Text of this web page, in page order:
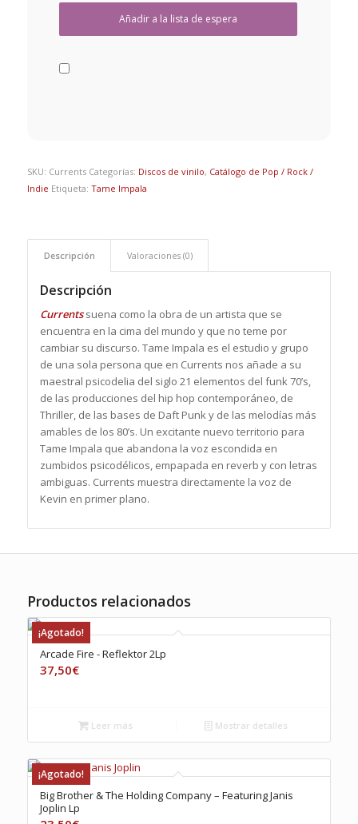
SKU: Currents Categorías: Discos de vinilo, Catálogo de Pop / Rock /
Indie Etiqueta: Tame Impala
Descripción Valoraciones (0)
Descripción
Currents suena como la obra de un artista que se
encuentra en la cima del mundo y que no teme por
cambiar su discurso. Tame Impala es el estudio y grupo
de una sola persona que en Currents nos añade a su
maestral psicodelia del siglo 21 elementos del funk 70’s,
de las producciones del hip hop contemporáneo, de
Thriller, de las bases de Daft Punk y de las melodías más
amables de los 80’s. Un excitante nuevo territorio para
Tame Impala que abandona la voz escondida en
zumbidos psicodélicos, empapada en reverb y con letras
ambiguas. Currents muestra directamente la voz de
Kevin en primer plano.
Productos relacionados
¡Agotado!
Arcade Fire ‎- Reflektor 2Lp
37,50€
Leer más Mostrar detalles
¡Agotado!
Big Brother & The Holding Company – Featuring Janis
Joplin Lp